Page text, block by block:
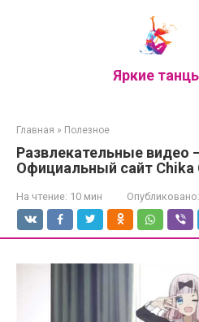
Яркие
Главная » Полезное
Развлекательные
Официальный сайт Chika
На чтение: 10 мин Опубликовано: